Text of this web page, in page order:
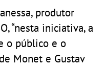
produtor
“nesta iniciativa, a
o público e o
Monet e Gustav